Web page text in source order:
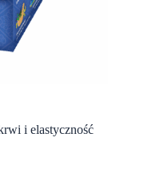
i elastyczność